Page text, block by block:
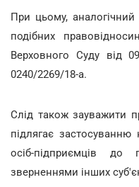
При цьому,
подібних
Верховного Суду від
0240/2269/18-а.
Слід також зауважити
підлягає
осіб-підприємців
зверненнями інших